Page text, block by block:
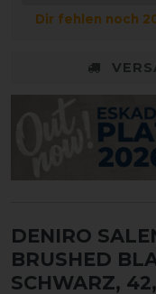
Dir fehlen noch
DENIRO
BRUSHED
SCHWARZ,